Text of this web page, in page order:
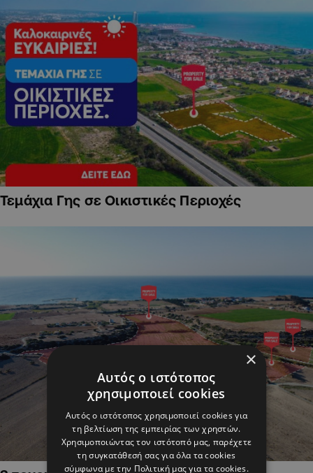
Τεμάχια Γης σε Οικιστικές Περιοχές
×
Αυτός ο ιστότοπος
χρησιμοποιεί cookies
Αυτός ο ιστότοπος χρησιμοποιεί cookies για
τη βελτίωση της εμπειρίας των χρηστών.
Χρησιμοποιώντας τον ιστότοπό μας, παρέχετε
τη συγκατάθεσή σας για όλα τα cookies
σύμφωνα με την Πολιτική μας για τα cookies.